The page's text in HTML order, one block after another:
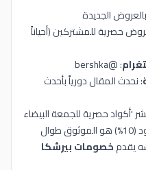
الجديدة
حصرية للمشتركين (أحياناً
: @bershka
: نحدث المقال دورياً بأحدث
'أكواد حصرية للجمعة البيضاء
بخصم 70%' — هذه غالباً مزيفة. الكود (10%) هو الموثوق طوال
يقدمخصومات بيرشكا